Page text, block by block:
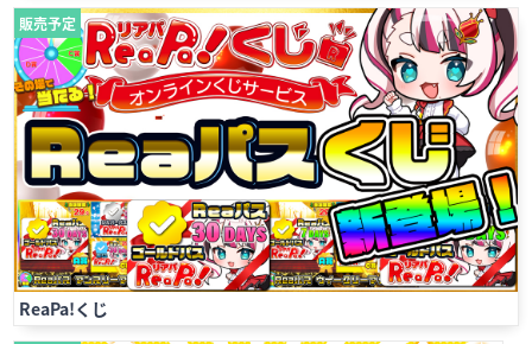
販売予定
ReaPa!くじ